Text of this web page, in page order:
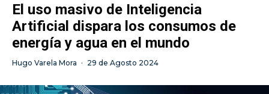
El uso masivo de Inteligencia
Artificial dispara los consumos de
energía y agua en el mundo
Hugo Varela Mora · 29 de Agosto 2024